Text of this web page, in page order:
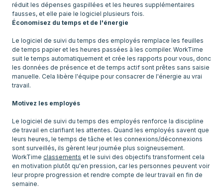
réduit les dépenses gaspillées et les heures supplémentaires
fausses, et elle paie le logiciel plusieurs fois.
Économisez du temps et de l'énergie
Le logiciel de suivi du temps des employés remplace les feuilles
de temps papier et les heures passées à les compiler. WorkTime
suit le temps automatiquement et crée les rapports pour vous, donc
les données de présence et de temps actif sont prêtes sans saisie
manuelle. Cela libère l'équipe pour consacrer de l'énergie au vrai
travail.
Motivez les employés
Le logiciel de suivi du temps des employés renforce la discipline
de travail en clarifiant les attentes. Quand les employés savent que
leurs heures, le temps de tâche et les connexions/déconnexions
sont surveillés, ils gèrent leur journée plus soigneusement.
WorkTime classements et le suivi des objectifs transforment cela
en motivation plutôt qu'en pression, car les personnes peuvent voir
leur propre progression et rendre compte de leur travail en fin de
semaine.